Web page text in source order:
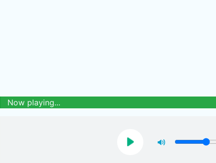
Now playing...